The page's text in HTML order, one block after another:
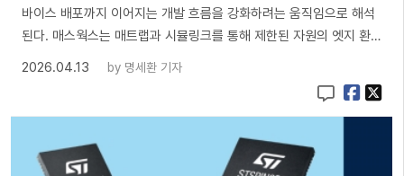
바이스 배포까지 이어지는 개발 흐름을 강화하려는 움직임으로 해석
된다. 매스웍스는 매트랩과 시뮬링크를 통해 제한된 자원의 엣지 환…
2026.04.13
by 명세환 기자